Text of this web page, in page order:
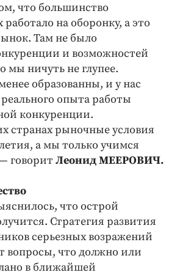
что большинство
на оборонку, а это
Там не было
и возможностей
мы ничуть не глупее.
образованны, и у нас
опыта работы
конкуренции.
странах рыночные условия
а мы только учимся
говорит Леонид МЕЕРОВИЧ.
что острой
Стратегия развития
серьезных возражений
вопросы, что должно или
в ближайшей